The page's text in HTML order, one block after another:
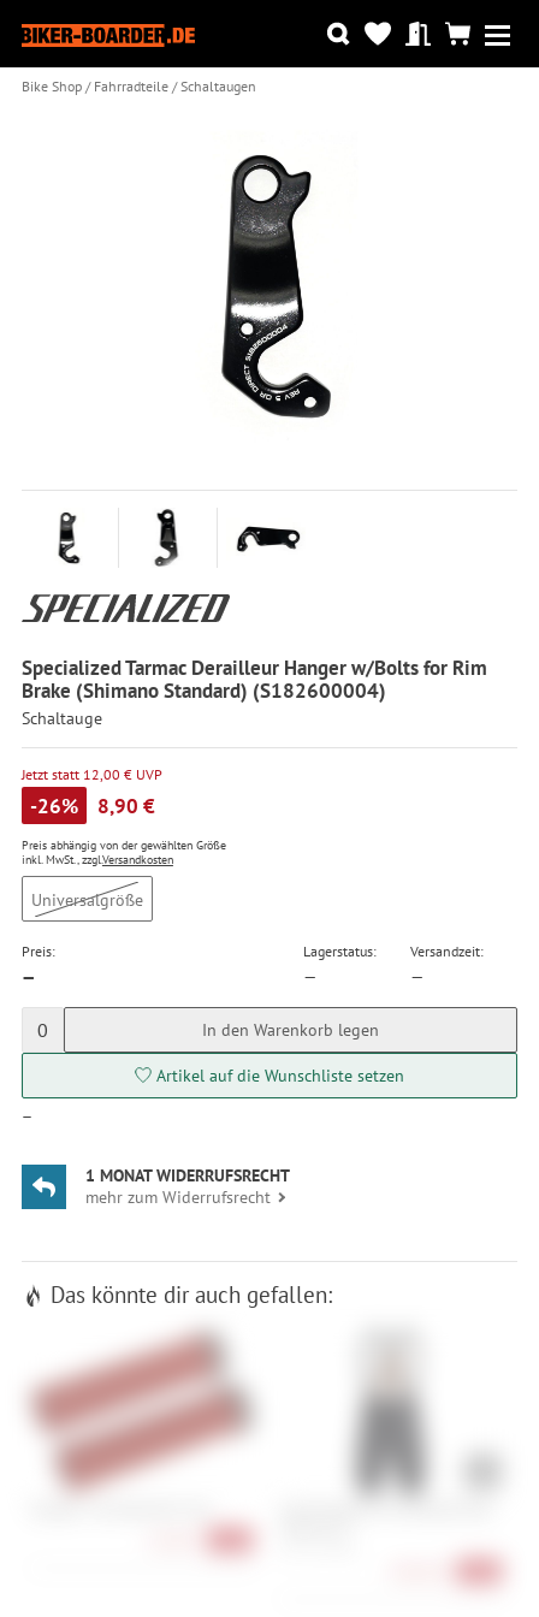
Bike Shop Fahrradteile Schaltaugen
Specialized Tarmac Derailleur Hanger w/Bolts for Rim
Brake (Shimano Standard) (S182600004)
Schaltauge
Jetzt statt 12,00 € UVP
-26% 8,90 €
Preis abhängig von der gewählten Größe
inkl. MwSt., zzgl.Versandkosten
Universalgröße
Preis:
—
Lagerstatus:
—
Versandzeit:
—
0 In den Warenkorb legen
Artikel auf die Wunschliste setzen
—
1 MONAT WIDERRUFSRECHT
mehr zum Widerrufsrecht
Das könnte dir auch gefallen: